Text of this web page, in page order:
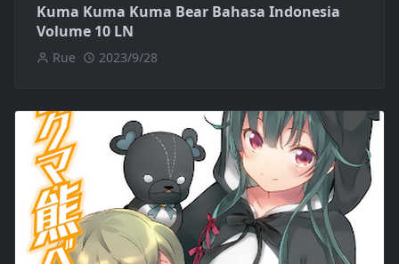
Kuma Kuma Kuma Bear Bahasa Indonesia
Volume 10 LN
Rue 2023/9/28